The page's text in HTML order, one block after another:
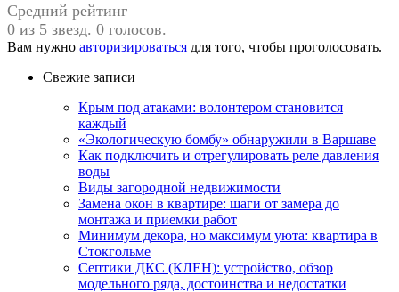
Средний рейтинг
0 из 5 звезд. 0 голосов.
Вам нужно авторизироваться для того, чтобы проголосовать.
Свежие записи
Крым под атаками: волонтером становится
каждый
«Экологическую бомбу» обнаружили в Варшаве
Как подключить и отрегулировать реле давления
воды
Виды загородной недвижимости
Замена окон в квартире: шаги от замера до
монтажа и приемки работ
Минимум декора, но максимум уюта: квартира в
Стокгольме
Септики ДКС (КЛЕН): устройство, обзор
модельного ряда, достоинства и недостатки